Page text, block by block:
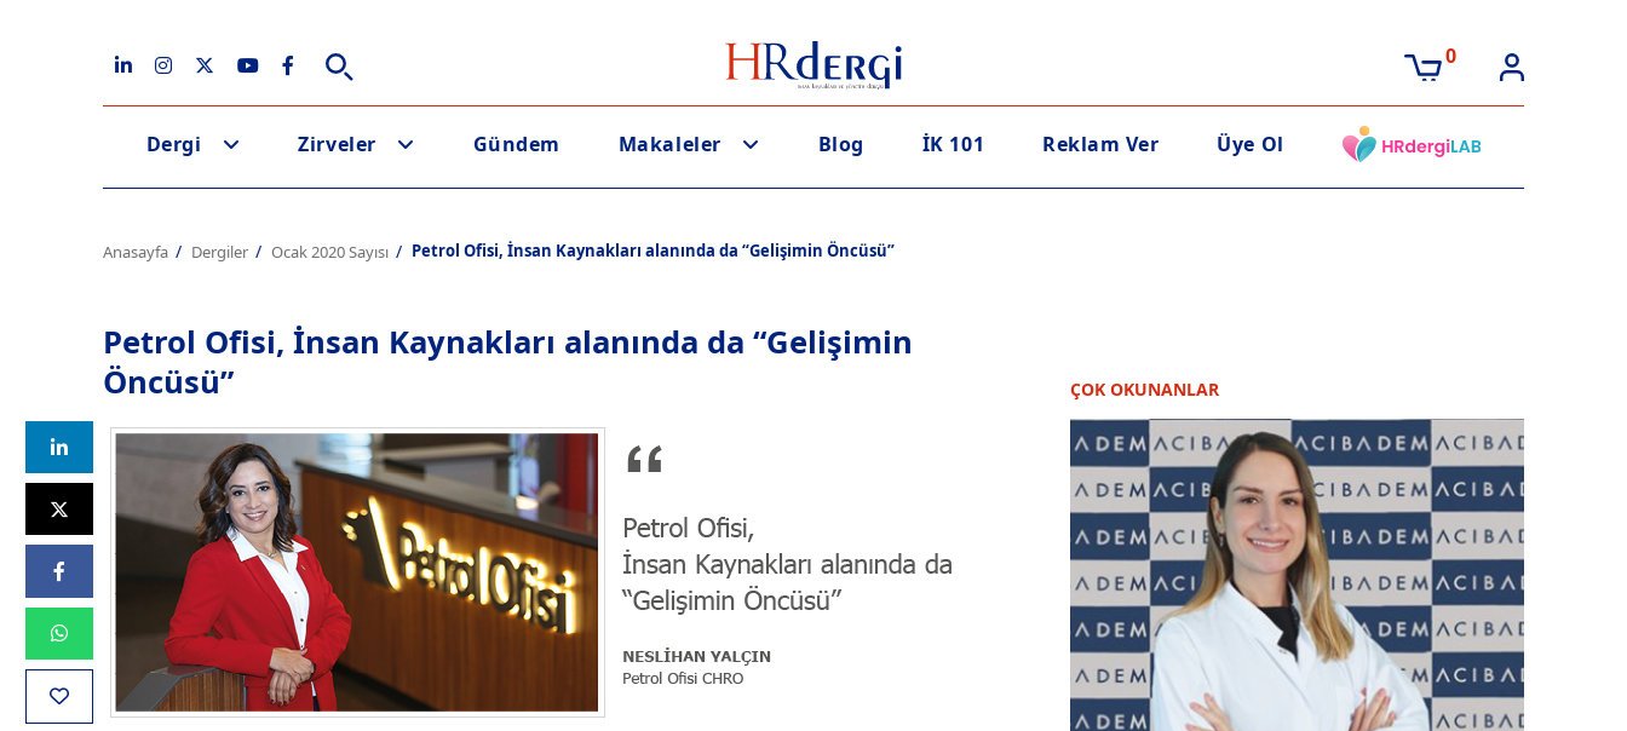
0
Dergi Zirveler Gündem Makaleler Blog İK 101 Reklam Ver Üye Ol
Anasayfa Dergiler Ocak 2020 Sayısı Petrol Ofisi, İnsan Kaynakları alanında da “Gelişimin Öncüsü”
Petrol Ofisi, İnsan Kaynakları alanında da “Gelişimin
Öncüsü”
ÇOK OKUNANLAR